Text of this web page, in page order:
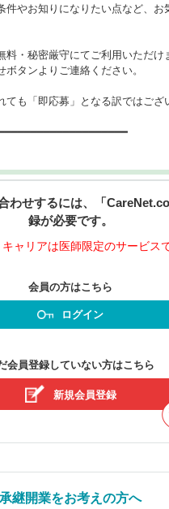
件やお知りになりたい点など、お
料・秘密厳守にてご利用いただけ
タンよりご連絡ください。
ても「即応募」となる訳ではござ
わせするには、「
録が必要です。
ャリアは医師限定のサービスで
会員の方はこちら
ログイン
会員登録していない方はこちら
新規会員登録
承継開業をお考えの方へ